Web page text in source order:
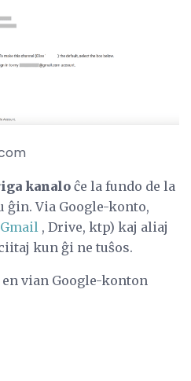
kanalo ĉe la fundo de la
ĝin. Via Google-konto,
Gmail , Drive, ktp) kaj aliaj
kun ĝi ne tuŝos.
vian Google-konton